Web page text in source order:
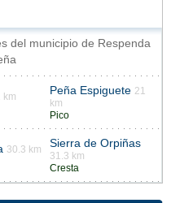
del municipio de Respenda
km
Peña Espiguete 21
km
Pico
30.3 km
Sierra de Orpiñas
31.3 km
Cresta